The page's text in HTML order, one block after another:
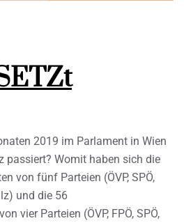
2019 im Parlament in Wien
passiert? Womit haben sich die
von fünf Parteien (ÖVP, SPÖ,
und die 56
vier Parteien (ÖVP, FPÖ, SPÖ,